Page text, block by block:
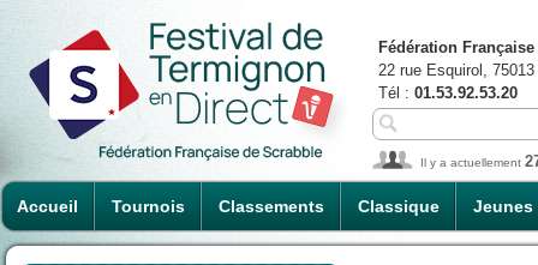
Accueil Tournois Classements Classique Jeunes
Fédération
22 rue Esquirol,
Tél : 01.53.92.53.20
Il y a actuellement